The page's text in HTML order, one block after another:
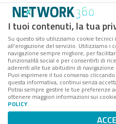
I tuoi contenuti, la tua
Su questo sito utilizziamo cookie tecnici
all’erogazione del servizio. Utilizziamo i
navigazione sempre migliore, per
funzionalità social e per consentirti di
aderenti alle tue abitudini di navigazione
Puoi esprimere il tuo consenso cliccando
questa informativa, continui senza
Potrai sempre gestire le tue preferenze
ottenere maggiori informazioni sui
POLICY.